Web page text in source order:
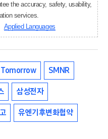
the accuracy, safety, usability,
services.
Applied Languages
SMNR
삼성전자
유엔기후변화협약